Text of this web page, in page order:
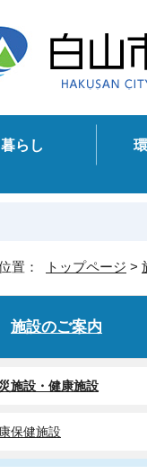
暮らし
置： トップページ >
施設のご案内
施設・健康施設
保健施設